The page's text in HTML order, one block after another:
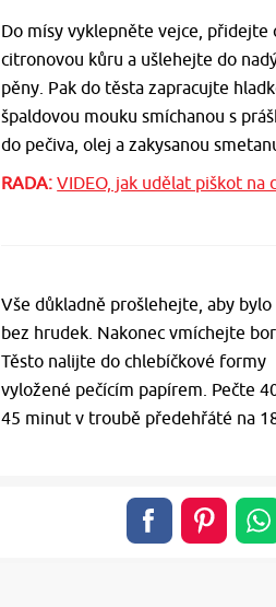
Do mísy vyklepněte vejce, přidejte
citronovou kůru a ušlehejte do
pěny. Pak do těsta zapracujte
špaldovou mouku smíchanou s
do pečiva, olej a zakysanou
RADA:VIDEO, jak udělat piškot na
Vše důkladně prošlehejte, aby
bez hrudek. Nakonec vmíchejte
Těsto nalijte do chlebíčkové formy
vyložené pečícím papírem. Pečte
45 minut v troubě předehřáté na